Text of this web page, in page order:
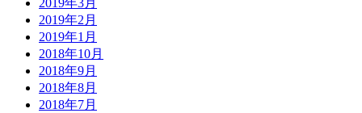
2019年3月
2019年2月
2019年1月
2018年10月
2018年9月
2018年8月
2018年7月